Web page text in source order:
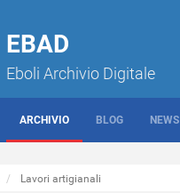
EBAD
Eboli Archivio Digitale
ARCHIVIO BLOG NEWS
Lavori artigianali